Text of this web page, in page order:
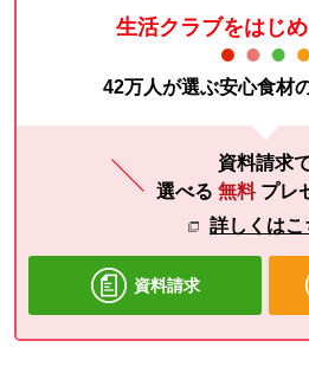
生活クラブをはじ
42万人が選ぶ安心食材
資料請求
選べる 無料 プレ
詳しくはこ
資料請求